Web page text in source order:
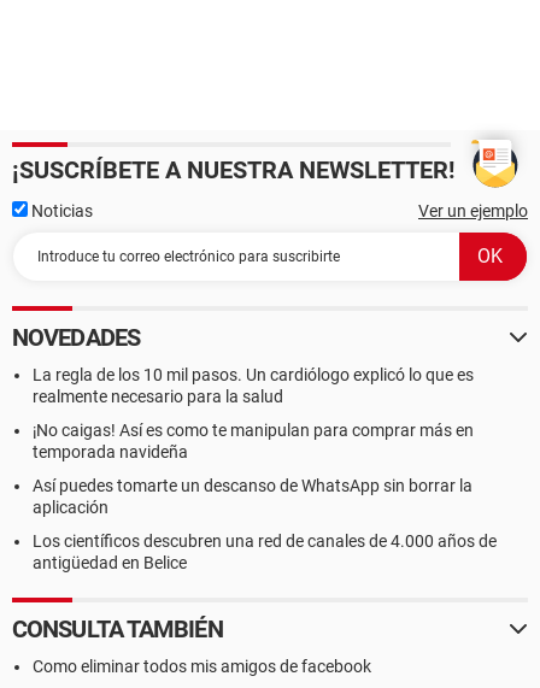
¡SUSCRÍBETE A NUESTRA NEWSLETTER!
Noticias Ver un ejemplo
NOVEDADES
La regla de los 10 mil pasos. Un cardiólogo explicó lo que es
realmente necesario para la salud
¡No caigas! Así es como te manipulan para comprar más en
temporada navideña
Así puedes tomarte un descanso de WhatsApp sin borrar la
aplicación
Los científicos descubren una red de canales de 4.000 años de
antigüedad en Belice
CONSULTA TAMBIÉN
Como eliminar todos mis amigos de facebook